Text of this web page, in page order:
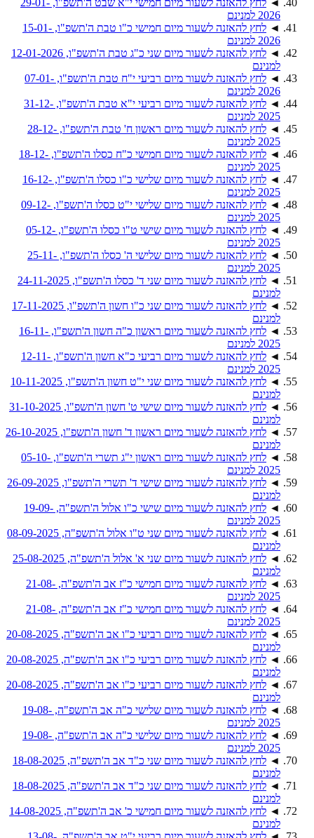
◄
לחץ להאזנה לשעור מיום חמישי י"א שבט ה'תשפ"ו, 29-01-
2026 למנינם
◄
לחץ להאזנה לשעור מיום חמישי כ"ו טבת ה'תשפ"ו, 15-01-
2026 למנינם
◄
לחץ להאזנה לשעור מיום שני כ"ג טבת ה'תשפ"ו, 12-01-2026
למנינם
◄
לחץ להאזנה לשעור מיום רביעי י"ח טבת ה'תשפ"ו, 07-01-
2026 למנינם
◄
לחץ להאזנה לשעור מיום רביעי י"א טבת ה'תשפ"ו, 31-12-
2025 למנינם
◄
לחץ להאזנה לשעור מיום ראשון ח' טבת ה'תשפ"ו, 28-12-
2025 למנינם
◄
לחץ להאזנה לשעור מיום חמישי כ"ח כסלו ה'תשפ"ו, 18-12-
2025 למנינם
◄
לחץ להאזנה לשעור מיום שלישי כ"ו כסלו ה'תשפ"ו, 16-12-
2025 למנינם
◄
לחץ להאזנה לשעור מיום שלישי י"ט כסלו ה'תשפ"ו, 09-12-
2025 למנינם
◄
לחץ להאזנה לשעור מיום שישי ט"ו כסלו ה'תשפ"ו, 05-12-
2025 למנינם
◄
לחץ להאזנה לשעור מיום שלישי ה' כסלו ה'תשפ"ו, 25-11-
2025 למנינם
◄
לחץ להאזנה לשעור מיום שני ד' כסלו ה'תשפ"ו, 24-11-2025
למנינם
◄
לחץ להאזנה לשעור מיום שני כ"ו חשון ה'תשפ"ו, 17-11-2025
למנינם
◄
לחץ להאזנה לשעור מיום ראשון כ"ה חשון ה'תשפ"ו, 16-11-
2025 למנינם
◄
לחץ להאזנה לשעור מיום רביעי כ"א חשון ה'תשפ"ו, 12-11-
2025 למנינם
◄
לחץ להאזנה לשעור מיום שני י"ט חשון ה'תשפ"ו, 10-11-2025
למנינם
◄
לחץ להאזנה לשעור מיום שישי ט' חשון ה'תשפ"ו, 31-10-2025
למנינם
◄
לחץ להאזנה לשעור מיום ראשון ד' חשון ה'תשפ"ו, 26-10-2025
למנינם
◄
לחץ להאזנה לשעור מיום ראשון י"ג תשרי ה'תשפ"ו, 05-10-
2025 למנינם
◄
לחץ להאזנה לשעור מיום שישי ד' תשרי ה'תשפ"ו, 26-09-2025
למנינם
◄
לחץ להאזנה לשעור מיום שישי כ"ו אלול ה'תשפ"ה, 19-09-
2025 למנינם
◄
לחץ להאזנה לשעור מיום שני ט"ו אלול ה'תשפ"ה, 08-09-2025
למנינם
◄
לחץ להאזנה לשעור מיום שני א' אלול ה'תשפ"ה, 25-08-2025
למנינם
◄
לחץ להאזנה לשעור מיום חמישי כ"ז אב ה'תשפ"ה, 21-08-
2025 למנינם
◄
לחץ להאזנה לשעור מיום חמישי כ"ז אב ה'תשפ"ה, 21-08-
2025 למנינם
◄
לחץ להאזנה לשעור מיום רביעי כ"ו אב ה'תשפ"ה, 20-08-2025
למנינם
◄
לחץ להאזנה לשעור מיום רביעי כ"ו אב ה'תשפ"ה, 20-08-2025
למנינם
◄
לחץ להאזנה לשעור מיום רביעי כ"ו אב ה'תשפ"ה, 20-08-2025
למנינם
◄
לחץ להאזנה לשעור מיום שלישי כ"ה אב ה'תשפ"ה, 19-08-
2025 למנינם
◄
לחץ להאזנה לשעור מיום שלישי כ"ה אב ה'תשפ"ה, 19-08-
2025 למנינם
◄
לחץ להאזנה לשעור מיום שני כ"ד אב ה'תשפ"ה, 18-08-2025
למנינם
◄
לחץ להאזנה לשעור מיום שני כ"ד אב ה'תשפ"ה, 18-08-2025
למנינם
◄
לחץ להאזנה לשעור מיום חמישי כ' אב ה'תשפ"ה, 14-08-2025
למנינם